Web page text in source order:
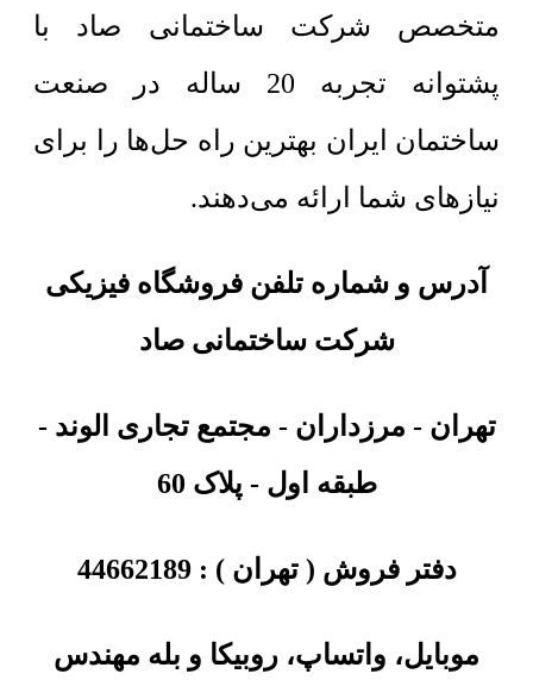
متخصص شرکت ساختمانی صاد با
پشتوانه تجربه 20 ساله در صنعت
ساختمان ایران بهترین راه حل‌ها را برای
نیازهای شما ارائه می‌دهند.
آدرس و شماره تلفن فروشگاه فیزیکی
شرکت ساختمانی صاد
تهران - مرزداران - مجتمع تجاری الوند -
طبقه اول - پلاک 60
دفتر فروش ( تهران ) :44662189
موبایل، واتساپ، روبیکا و بله مهندس